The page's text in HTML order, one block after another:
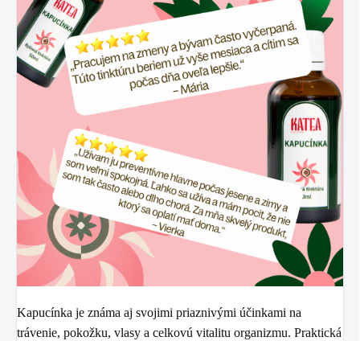
Kapucínka je známa aj svojimi priaznivými účinkami na
trávenie, pokožku, vlasy a celkovú vitalitu organizmu. Praktická